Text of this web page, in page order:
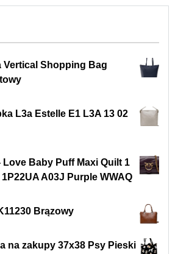
Vertical Shopping Bag
L3a Estelle E1 L3A 13 02
Love Baby Puff Maxi Quilt 1
A03J Purple WWAQ
Brązowy
na zakupy 37x38 Psy Pieski